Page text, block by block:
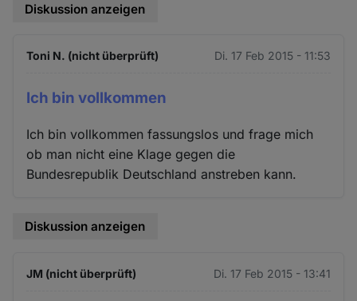
Diskussion anzeigen
Toni N. (nicht überprüft) Di. 17 Feb 2015 - 11:53
Ich bin vollkommen
Ich bin vollkommen fassungslos und frage mich
ob man nicht eine Klage gegen die
Bundesrepublik Deutschland anstreben kann.
Diskussion anzeigen
JM (nicht überprüft) Di. 17 Feb 2015 - 13:41